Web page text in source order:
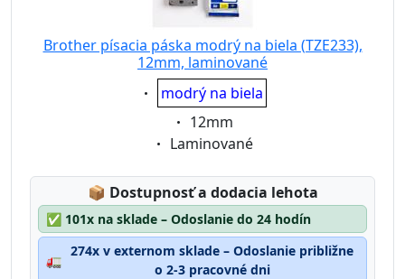
Brother písacia páska modrý na biela (TZE233),
12mm, laminované
Eigenschaft:
modrý na biela
Eigenschaft:
12mm
Eigenschaft:
Laminované
📦 Lagerstatus:
Dostupnosť a dodacia lehota
✅ 101x na sklade – Odoslanie do 24 hodín
🚛
274x v externom sklade – Odoslanie približne
o 2-3 pracovné dni